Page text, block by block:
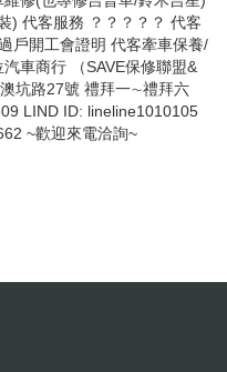
) 代客服務 ？？？？？ 代客
戶開工會證明 代客牽車保養/
車商行 （SAVE保修聯盟&
坑路27號 禮拜一∼禮拜六
LIND ID: lineline1010105
~歡迎來電洽詢~